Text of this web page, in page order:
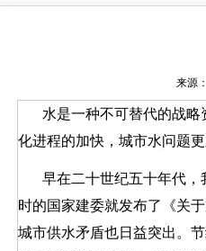
来源：
水是一种不可替代的战
化进程的加快，城市水问题
早在二十世纪五十年代，
时的国家建委就发布了《关
城市供水矛盾也日益突出。